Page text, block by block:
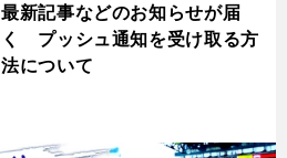
最新記事などのお知らせが届
く プッシュ通知を受け取る方
法について